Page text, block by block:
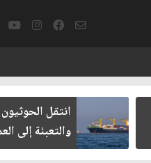
انتقل
والتعبئة إلى